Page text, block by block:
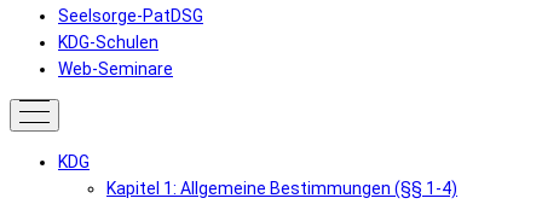
Seelsorge-PatDSG
KDG-Schulen
Web-Seminare
KDG
Kapitel 1: Allgemeine Bestimmungen (§§ 1-4)